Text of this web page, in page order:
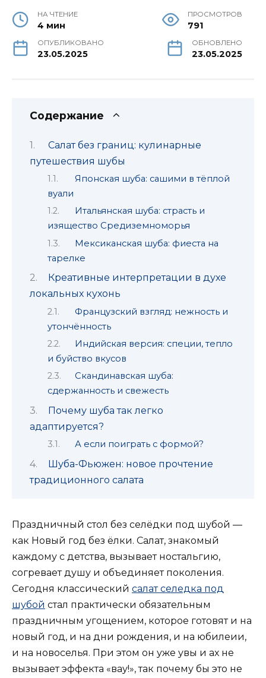
НА ЧТЕНИЕ
4 мин
ПРОСМОТРОВ
791
ОПУБЛИКОВАНО
23.05.2025
ОБНОВЛЕНО
23.05.2025
Содержание
Салат без границ: кулинарные
путешествия шубы
Японская шуба: сашими в тёплой
вуали
Итальянская шуба: страсть и
изящество Средиземноморья
Мексиканская шуба: фиеста на
тарелке
Креативные интерпретации в духе
локальных кухонь
Французский взгляд: нежность и
утончённость
Индийская версия: специи, тепло
и буйство вкусов
Скандинавская шуба:
сдержанность и свежесть
Почему шуба так легко
адаптируется?
А если поиграть с формой?
Шуба-Фьюжен: новое прочтение
традиционного салата
Праздничный стол без селёдки под шубой —
как Новый год без ёлки. Салат, знакомый
каждому с детства, вызывает ностальгию,
согревает душу и объединяет поколения.
Сегодня классический салат селедка под
шубой стал практически обязательным
праздничным угощением, которое готовят и на
новый год, и на дни рождения, и на юбилеии,
и на новоселья. При этом он уже увы и ах не
вызывает эффекта «вау!», так почему бы это не